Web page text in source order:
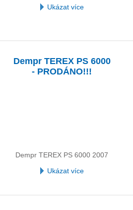
Ukázat více
Dempr TEREX PS 6000
- PRODÁNO!!!
Dempr TEREX PS 6000 2007
Ukázat více